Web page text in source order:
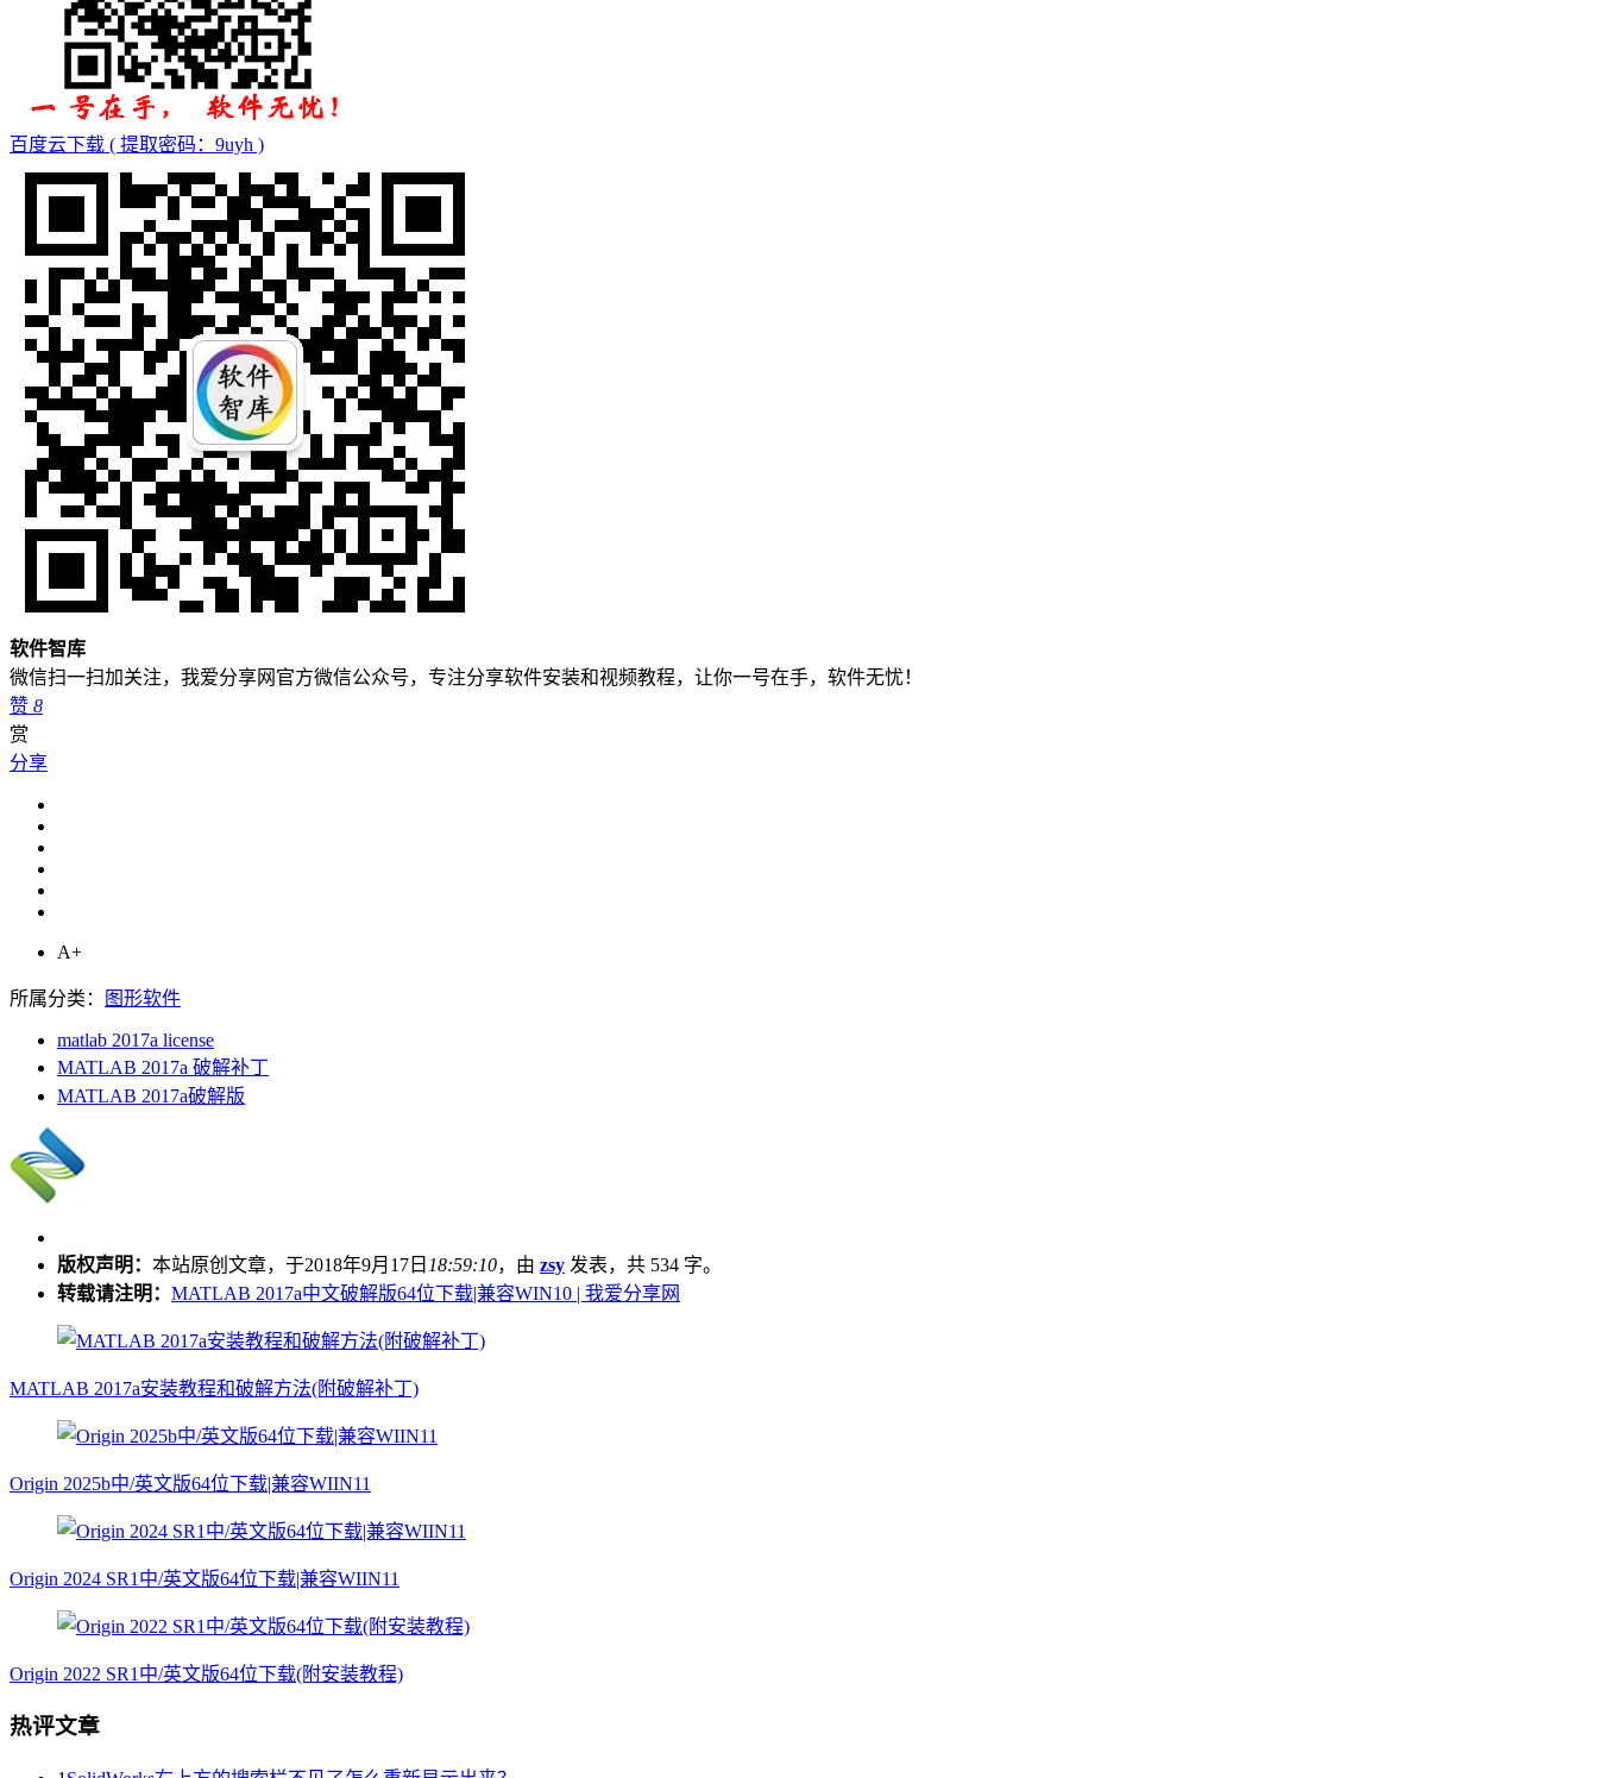
百度云下载 ( 提取密码：9uyh )
软件智库
微信扫一扫加关注，我爱分享网官方微信公众号，专注分享软件安装和视频教程，让你一号在手，软件无忧！
赞 8
赏
分享
A+
所属分类： 图形软件
matlab 2017a license
MATLAB 2017a 破解补丁
MATLAB 2017a破解版
版权声明： 本站原创文章，于2018年9月17日 18:59:10，由 zsy 发表，共 534 字。
转载请注明： MATLAB 2017a中文破解版64位下载|兼容WIN10 | 我爱分享网
MATLAB 2017a安装教程和破解方法(附破解补丁)
Origin 2025b中/英文版64位下载|兼容WIIN11
Origin 2024 SR1中/英文版64位下载|兼容WIIN11
Origin 2022 SR1中/英文版64位下载(附安装教程)
热评文章